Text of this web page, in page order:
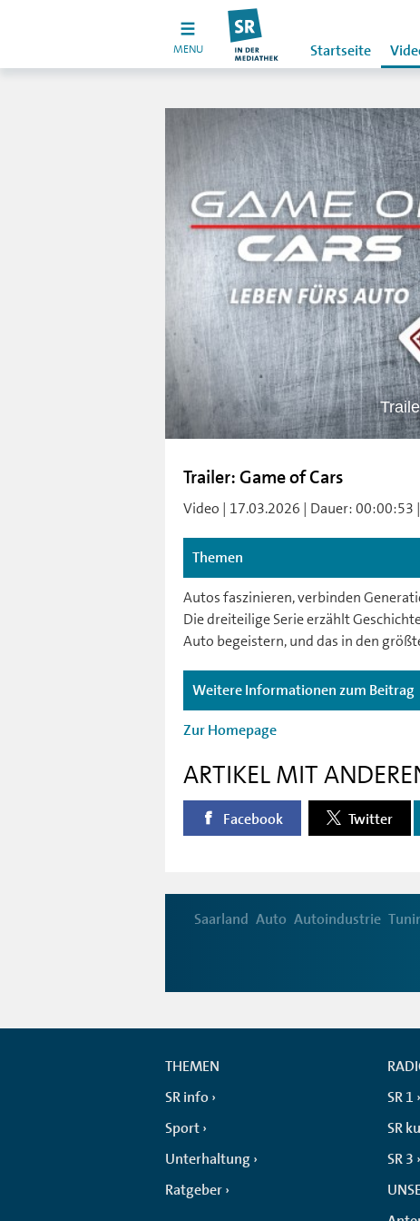
MENU Startseite
Trailer: Game of Cars
Video | 17.03.2026 | Dauer: 00:00:53 |
Themen
Autos faszinieren, verbinden
Die dreiteilige Serie erzählt
Auto begeistern, und das in den
Weitere Informationen zum Beitrag
Zur Homepage
ARTIKEL MIT
Facebook Twitter
Saarland Auto Autoindustrie
THEMEN
SR info
Sport
Unterhaltung
Ratgeber
SR 1
SR
SR 3